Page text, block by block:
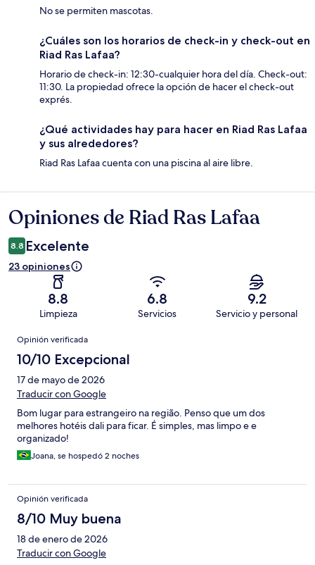
No se permiten mascotas.
¿Cuáles son los horarios de check-in y check-out en
Riad Ras Lafaa?
Horario de check-in: 12:30-cualquier hora del día. Check-out:
11:30. La propiedad ofrece la opción de hacer el check-out
exprés.
¿Qué actividades hay para hacer en Riad Ras Lafaa
y sus alrededores?
Riad Ras Lafaa cuenta con una piscina al aire libre.
Opiniones
Opiniones de Riad Ras Lafaa
8.8 Excelente
23 opiniones
8.8
Limpieza
6.8
Servicios
9.2
Servicio y personal
Opiniones
Opinión verificada
10/10 Excepcional
17 de mayo de 2026
Traducir con Google
Bom lugar para estrangeiro na região. Penso que um dos
melhores hotéis dali para ficar. É simples, mas limpo e e
organizado!
Joana, se hospedó 2 noches
Opinión verificada
8/10 Muy buena
18 de enero de 2026
Traducir con Google